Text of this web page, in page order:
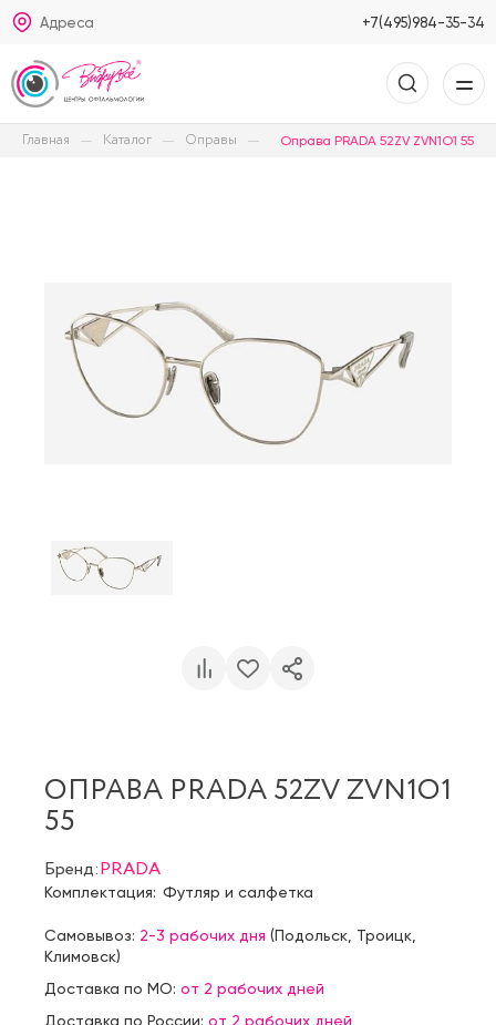
Адреса +7(495)984-35-34
Главная Каталог Оправы Оправа PRADA 52ZV ZVN1O1 55
ОПРАВА PRADA 52ZV ZVN1O1
55
Бренд:PRADA
Комплектация: Футляр и салфетка
Самовывоз: 2-3 рабочих дня (Подольск Троицк
Климовск)
Доставка по МО: от 2 рабочих дней
Доставка по России: от 2 рабочих дней